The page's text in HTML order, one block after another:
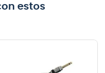
estos